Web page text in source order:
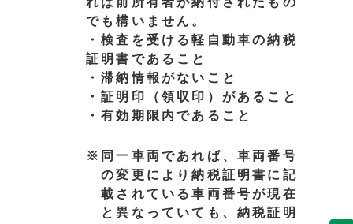
でも構いません。
・検査を受ける軽自動車の納税
証明書であること
・滞納情報がないこと
・証明印（領収印）があること
・有効期限内であること
※同一車両であれば、車両番号
の変更により納税証明書に記
載されている車両番号が現在
と異なっていても、納税証明